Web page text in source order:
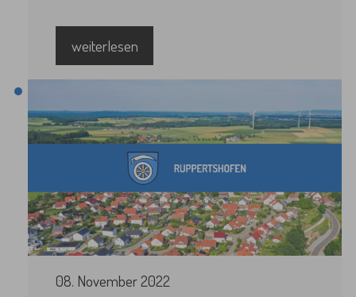
weiterlesen
08. November2022